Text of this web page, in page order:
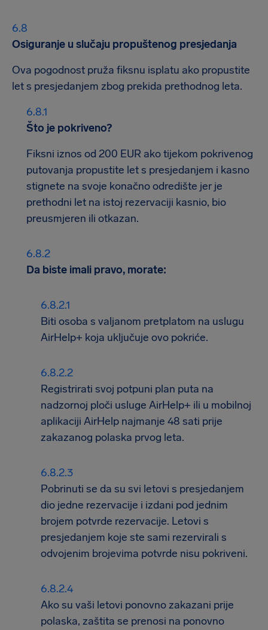
Osiguranje u slučaju propuštenog presjedanja
Ova pogodnost pruža fiksnu isplatu ako propustite
let s presjedanjem zbog prekida prethodnog leta.
Što je pokriveno?
Fiksni iznos od 200 EUR ako tijekom pokrivenog
putovanja propustite let s presjedanjem i kasno
stignete na svoje konačno odredište jer je
prethodni let na istoj rezervaciji kasnio, bio
preusmjeren ili otkazan.
Da biste imali pravo, morate:
Biti osoba s valjanom pretplatom na uslugu
AirHelp+ koja uključuje ovo pokriće.
Registrirati svoj potpuni plan puta na
nadzornoj ploči usluge AirHelp+ ili u mobilnoj
aplikaciji AirHelp najmanje 48 sati prije
zakazanog polaska prvog leta.
Pobrinuti se da su svi letovi s presjedanjem
dio jedne rezervacije i izdani pod jednim
brojem potvrde rezervacije. Letovi s
presjedanjem koje ste sami rezervirali s
odvojenim brojevima potvrde nisu pokriveni.
Ako su vaši letovi ponovno zakazani prije
polaska, zaštita se prenosi na ponovno